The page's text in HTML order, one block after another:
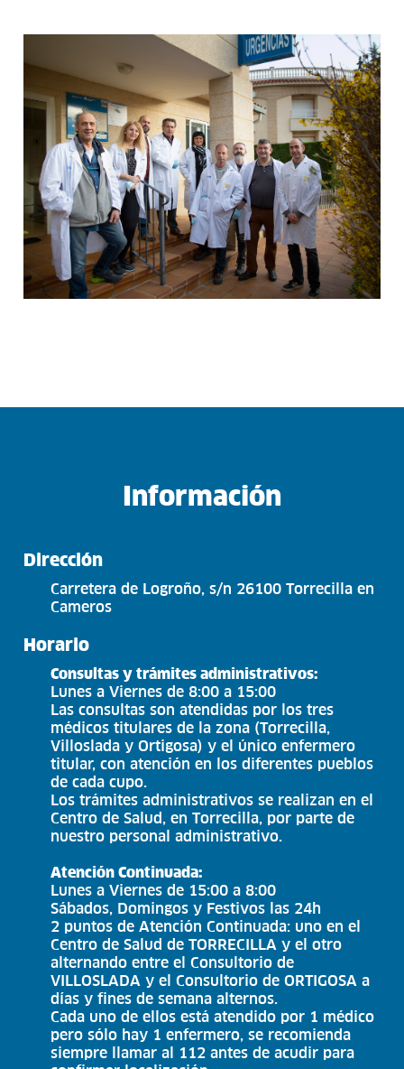
Información
Dirección
Carretera de Logroño, s/n 26100 Torrecilla en
Cameros
Horario
Consultas y trámites administrativos:
Lunes a Viernes de 8:00 a 15:00
Las consultas son atendidas por los tres
médicos titulares de la zona (Torrecilla,
Villoslada y Ortigosa) y el único enfermero
titular, con atención en los diferentes pueblos
de cada cupo.
Los trámites administrativos se realizan en el
Centro de Salud, en Torrecilla, por parte de
nuestro personal administrativo.
Atención Continuada:
Lunes a Viernes de 15:00 a 8:00
Sábados, Domingos y Festivos las 24h
2 puntos de Atención Continuada: uno en el
Centro de Salud de TORRECILLA y el otro
alternando entre el Consultorio de
VILLOSLADA y el Consultorio de ORTIGOSA a
días y fines de semana alternos.
Cada uno de ellos está atendido por 1 médico
pero sólo hay 1 enfermero, se recomienda
siempre llamar al 112 antes de acudir para